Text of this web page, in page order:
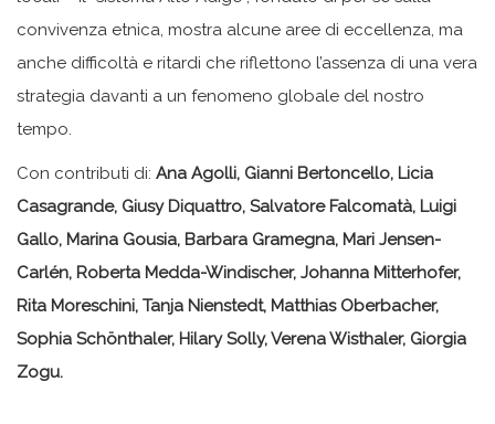
convivenza etnica, mostra alcune aree di eccellenza, ma
anche difficoltà e ritardi che riflettono l’assenza di una vera
strategia davanti a un fenomeno globale del nostro
tempo.
Con contributi di: Ana Agolli, Gianni Bertoncello, Licia
Casagrande, Giusy Diquattro, Salvatore Falcomatà, Luigi
Gallo, Marina Gousia, Barbara Gramegna, Mari Jensen-
Carlén, Roberta Medda-Windischer, Johanna Mitterhofer,
Rita Moreschini, Tanja Nienstedt, Matthias Oberbacher,
Sophia Schönthaler, Hilary Solly, Verena Wisthaler, Giorgia
Zogu.